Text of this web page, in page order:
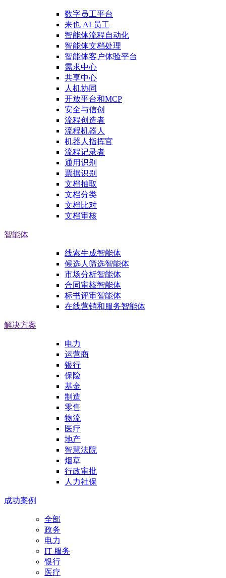
数字员工平台
来也 AI 员工
智能体流程自动化
智能体文档处理
智能体客户体验平台
需求中心
共享中心
人机协同
开放平台和MCP
安全与信创
流程创造者
流程机器人
机器人指挥官
流程记录者
通用识别
票据识别
文档抽取
文档分类
文档比对
文档审核
智能体
线索生成智能体
候选人筛选智能体
市场分析智能体
合同审核智能体
标书评审智能体
在线营销和服务智能体
解决方案
电力
运营商
银行
保险
基金
制造
零售
物流
医疗
地产
智慧法院
烟草
行政审批
人力社保
成功案例
全部
政务
电力
IT 服务
银行
医疗